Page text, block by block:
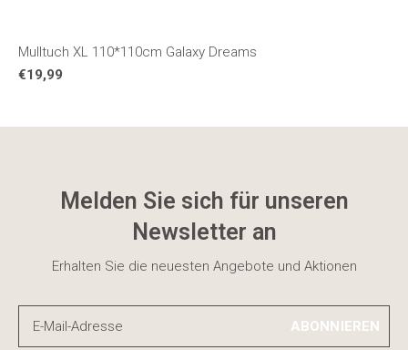
Mulltuch XL 110*110cm Galaxy Dreams
€19,99
Melden Sie sich für unseren
Newsletter an
Erhalten Sie die neuesten Angebote und Aktionen
ABONNIEREN